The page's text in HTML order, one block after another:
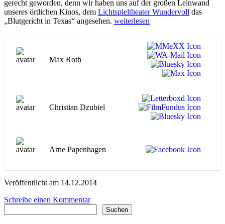
Turbine?“
ray
Disc
–
gerecht geworden, denn wir haben uns auf der großen Leinwand
unseres örtlichen Kinos, dem Lichtspieltheater Wundervoll das
„Blutgericht in Texas“ angesehen. „WA032
weiterlesen
Max Roth
Christian Dzubiel
Arne Papenhagen
Veröffentlicht am 14.12.2014
Schreibe einen Kommentarzu
WA032
The
Suchen